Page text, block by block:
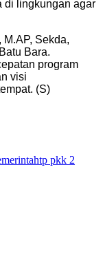
di lingkungan agar
Sekda,
Bara.
program
visi
(S)
tp pkk 2